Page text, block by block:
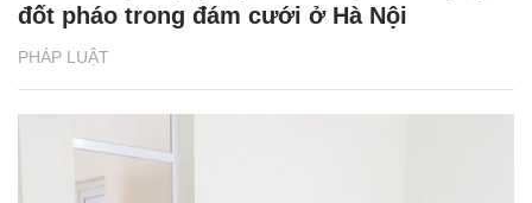
PHÁP LUẬT
đốt pháo trong đám cưới ở Hà Nội